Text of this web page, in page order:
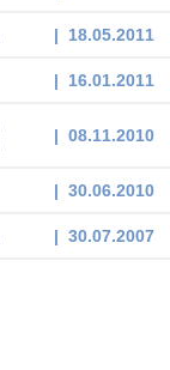
18.05.2011 |
16.01.2011 |
08.11.2010 |
30.06.2010 |
30.07.2007 |